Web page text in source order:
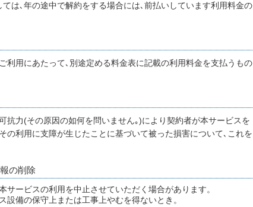
ては､年の途中で解約をする場合には､前払いしています利用料金の
利用にあたって､別途定める料金表に記載の利用料金を支払うもの
抗力(その原因の如何を問いません｡)により契約者が本サービスを
の利用に支障が生じたことに基づいて被った損害について､これを
の削除
サービスの利用を中止させていただく場合があります。
設備の保守上または工事上やむを得ないとき。